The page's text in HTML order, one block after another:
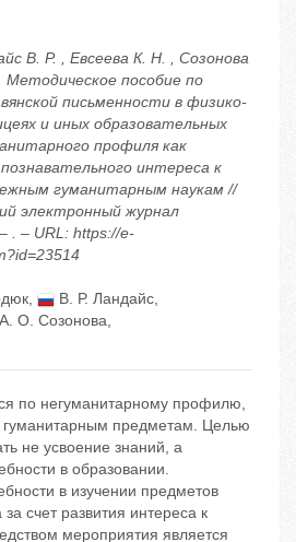
В. Р. , Евсеева К. Н. , Созонова
пособие по
письменности в физико-
и иных образовательных
профиля как
интереса к
гуманитарным наукам //
электронный журнал
. – URL: https://e-
, В. Р. Ландайс,
А. О. Созонова,
по негуманитарному профилю,
гуманитарным предметам. Целью
не усвоение знаний, а
в образовании.
в изучении предметов
счет развития интереса к
мероприятия является